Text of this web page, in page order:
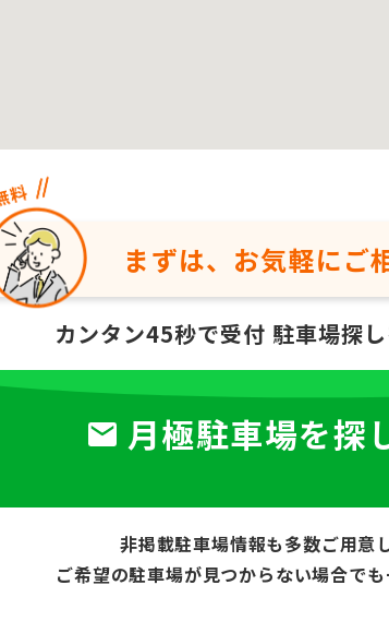
まずは、お気軽にご
カンタン45秒で受付 駐車場探
月極駐車場を探
非掲載駐車場情報も多数ご用意
ご希望の駐車場が見つからない場合でも